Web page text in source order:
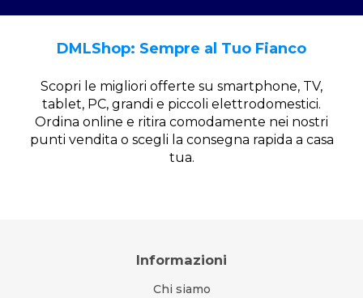
DMLShop: Sempre al Tuo Fianco
Scopri le migliori offerte su smartphone, TV,
tablet, PC, grandi e piccoli elettrodomestici.
Ordina online e ritira comodamente nei nostri
punti vendita o scegli la consegna rapida a casa
tua.
Informazioni
Chi siamo